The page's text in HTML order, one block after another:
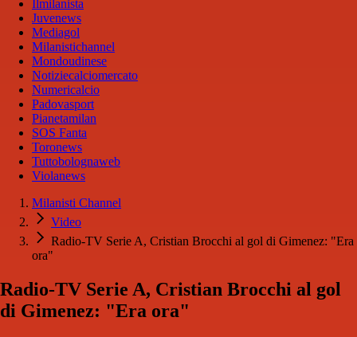
Ilmilanista
Juvenews
Mediagol
Milanistichannel
Mondoudinese
Notiziecalciomercato
Numericalcio
Padovasport
Pianetamilan
SOS Fanta
Toronews
Tuttobolognaweb
Violanews
Milanisti Channel
Video
Radio-TV Serie A, Cristian Brocchi al gol di Gimenez: "Era
ora"
Radio-TV Serie A, Cristian Brocchi al gol
di Gimenez: "Era ora"